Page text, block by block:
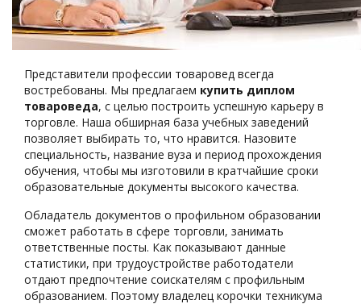
Представители профессии товаровед всегда
востребованы. Мы предлагаем купить диплом
товароведа, с целью построить успешную карьеру в
торговле. Наша обширная база учебных заведений
позволяет выбирать то, что нравится. Назовите
специальность, название вуза и период прохождения
обучения, чтобы мы изготовили в кратчайшие сроки
образовательные документы высокого качества.
Обладатель документов о профильном образовании
сможет работать в сфере торговли, занимать
ответственные посты. Как показывают данные
статистики, при трудоустройстве работодатели
отдают предпочтение соискателям с профильным
образованием. Поэтому владелец корочки техникума